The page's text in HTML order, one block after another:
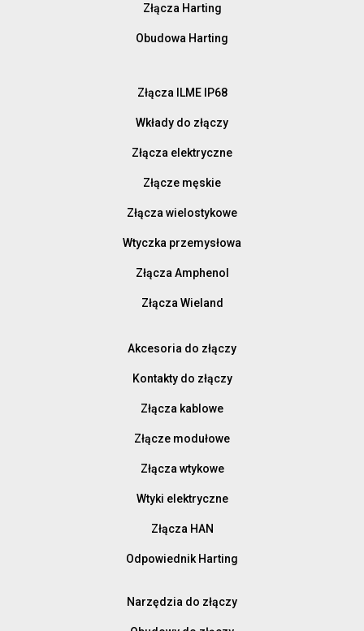
Złącza Harting
Obudowa Harting
Złącza ILME IP68
Wkłady do złączy
Złącza elektryczne
Złącze męskie
Złącza wielostykowe
Wtyczka przemysłowa
Złącza Amphenol
Złącza Wieland
Akcesoria do złączy
Kontakty do złączy
Złącza kablowe
Złącze modułowe
Złącza wtykowe
Wtyki elektryczne
Złącza HAN
Odpowiednik Harting
Narzędzia do złączy